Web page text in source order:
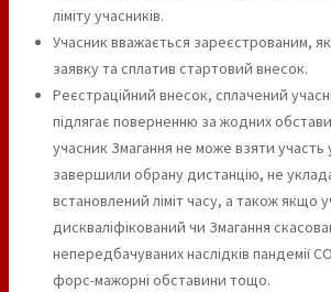
ліміту учасників.
Учасник вважається зареєстрованим,
заявку та сплатив стартовий внесок.
Реєстраційний внесок, сплачений
підлягає поверненню за жодних
учасник Змагання не може взяти участь
завершили обрану дистанцію, не
встановлений ліміт часу, а також якщо
дискваліфікований чи Змагання
непередбачуваних наслідків пандемії
форс-мажорні обставини тощо.